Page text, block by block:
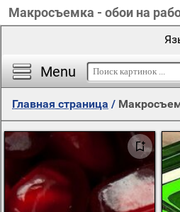
Макросъемка - обои на
Menu
Главная страница /